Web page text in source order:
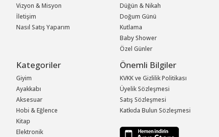
Vizyon & Misyon
İletişim
Nasıl Satış Yaparım
Düğün & Nikah
Doğum Günü
Kutlama
Baby Shower
Özel Günler
Kategoriler
Giyim
Ayakkabı
Aksesuar
Hobi & Eğlence
Kitap
Elektronik
Önemli Bilgiler
KVKK ve Gizlilik Politikası
Üyelik Sözleşmesi
Satış Sözleşmesi
Katkıda Bulun Sözleşmesi